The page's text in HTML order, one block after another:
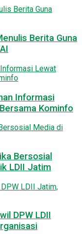
Berita Guna
Informasi
Kominfo
Bersosial
LDII Jatim
DPW LDII